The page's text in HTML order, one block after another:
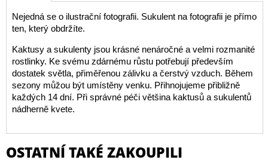
Nejedná se o ilustrační fotografii. Sukulent na fotografii je přímo
ten, který obdržíte.
Kaktusy a sukulenty jsou krásné nenáročné a velmi rozmanité
rostlinky. Ke svému zdárnému růstu potřebují především
dostatek světla, přiměřenou zálivku a čerstvý vzduch. Během
sezony můžou být umístěny venku. Přihnojujeme přibližně
každých 14 dní. Při správné péči většina kaktusů a sukulentů
nádherně kvete.
OSTATNÍ TAKÉ ZAKOUPILI